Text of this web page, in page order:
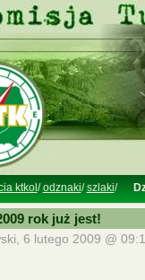
ktkol /odznaki/szlaki/
rok już jest!
6 lutego 2009 @